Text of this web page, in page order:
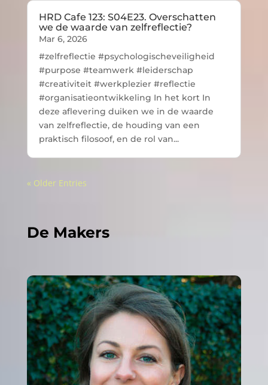
HRD Cafe 123: S04E23. Overschatten
we de waarde van zelfreflectie?
Mar 6, 2026
#zelfreflectie #psychologischeveiligheid
#purpose #teamwerk #leiderschap
#creativiteit #werkplezier #reflectie
#organisatieontwikkeling In het kort In
deze aflevering duiken we in de waarde
van zelfreflectie, de houding van een
praktisch filosoof, en de rol van...
« Older Entries
De Makers